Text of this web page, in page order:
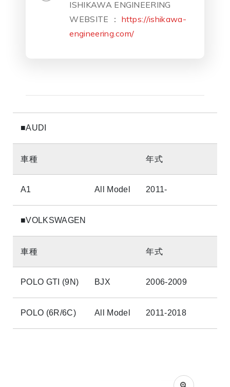
ISHIKAWA ENGINEERING
WEBSITE ： https://ishikawa-
engineering.com/
■AUDI
車種 年式
A1 All Model 2011-
■VOLKSWAGEN
車種 年式
POLO GTI (9N) BJX 2006-2009
POLO (6R/6C) All Model 2011-2018